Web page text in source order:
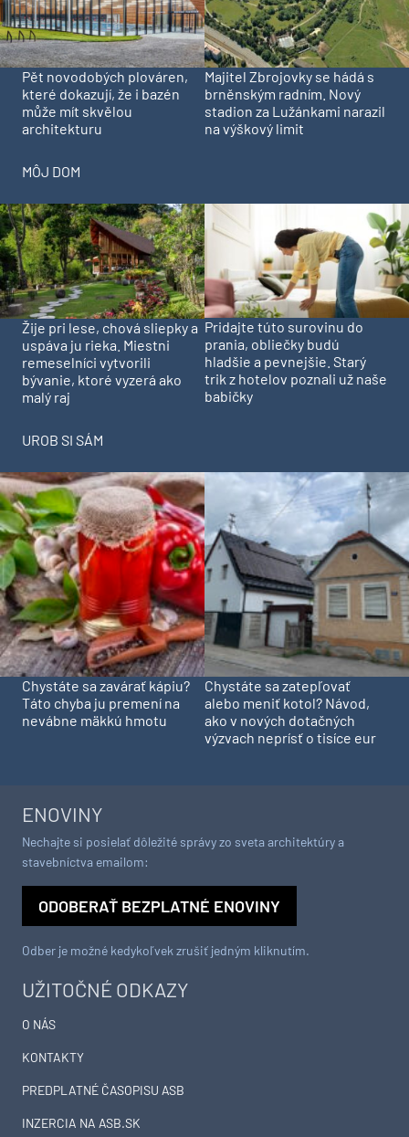
Pět novodobých plováren,
které dokazují, že i bazén
může mít skvělou
architekturu
Majitel Zbrojovky se hádá s
brněnským radním. Nový
stadion za Lužánkami narazil
na výškový limit
MÔJ DOM
Žije pri lese, chová sliepky a
uspáva ju rieka. Miestni
remeselníci vytvorili
bývanie, ktoré vyzerá ako
malý raj
Pridajte túto surovinu do
prania, obliečky budú
hladšie a pevnejšie. Starý
trik z hotelov poznali už naše
babičky
UROB SI SÁM
Chystáte sa zavárať kápiu?
Táto chyba ju premení na
nevábne mäkkú hmotu
Chystáte sa zatepľovať
alebo meniť kotol? Návod,
ako v nových dotačných
výzvach neprísť o tisíce eur
UŽITOČNÉ ODKAZY
O NÁS
KONTAKTY
PREDPLATNÉ ČASOPISU ASB
INZERCIA NA ASB.SK
ENOVINY
Nechajte si posielať dôležité správy zo sveta architektúry a
stavebníctva emailom:
ODOBERAŤ BEZPLATNÉ ENOVINY
Odber je možné kedykoľvek zrušiť jedným kliknutím.